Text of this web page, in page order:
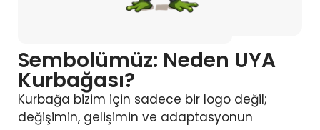
Sembolümüz: Neden UYA
Kurbağası?
Kurbağa bizim için sadece bir logo değil;
değişimin, gelişimin ve adaptasyonun